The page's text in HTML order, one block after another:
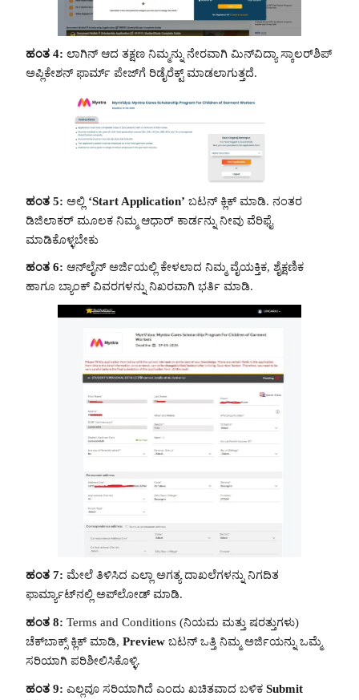
ಹಂತ 4: ಲಾಗಿನ್ ಆದ ತಕ್ಷಣ ನಿಮ್ಮನ್ನು ನೇರವಾಗಿ ಮಿನ್‌ವಿದ್ಯಾ ಸ್ಕಾಲರ್‌ಶಿಪ್
ಅಪ್ಲಿಕೇಶನ್ ಫಾರ್ಮ್ ಪೇಜ್‌ಗೆ ರಿಡೈರೆಕ್ಟ್ ಮಾಡಲಾಗುತ್ತದೆ.
ಹಂತ 5: ಅಲ್ಲಿ ‘Start Application’ ಬಟನ್ ಕ್ಲಿಕ್ ಮಾಡಿ. ನಂತರ
ಡಿಜಿಲಾಕರ್ ಮೂಲಕ ನಿಮ್ಮ ಆಧಾರ್ ಕಾರ್ಡನ್ನು ನೀವು ವೆರಿಫೈ
ಮಾಡಿಕೊಳ್ಳಬೇಕು
ಹಂತ 6: ಆನ್‌ಲೈನ್ ಅರ್ಜಿಯಲ್ಲಿ ಕೇಳಲಾದ ನಿಮ್ಮ ವೈಯಕ್ತಿಕ, ಶೈಕ್ಷಣಿಕ
ಹಾಗೂ ಬ್ಯಾಂಕ್ ವಿವರಗಳನ್ನು ನಿಖರವಾಗಿ ಭರ್ತಿ ಮಾಡಿ.
ಹಂತ 7: ಮೇಲೆ ತಿಳಿಸಿದ ಎಲ್ಲಾ ಅಗತ್ಯ ದಾಖಲೆಗಳನ್ನು ನಿಗದಿತ
ಫಾರ್ಮ್ಯಾಟ್‌ನಲ್ಲಿ ಅಪ್‌ಲೋಡ್ ಮಾಡಿ.
ಹಂತ 8: Terms and Conditions (ನಿಯಮ ಮತ್ತು ಷರತ್ತುಗಳು)
ಚೆಕ್‌ಬಾಕ್ಸ್ ಕ್ಲಿಕ್ ಮಾಡಿ, Preview ಬಟನ್ ಒತ್ತಿ ನಿಮ್ಮ ಅರ್ಜಿಯನ್ನು ಒಮ್ಮೆ
ಸರಿಯಾಗಿ ಪರಿಶೀಲಿಸಿಕೊಳ್ಳಿ.
ಹಂತ 9: ಎಲ್ಲವೂ ಸರಿಯಾಗಿದೆ ಎಂದು ಖಚಿತವಾದ ಬಳಿಕ Submit